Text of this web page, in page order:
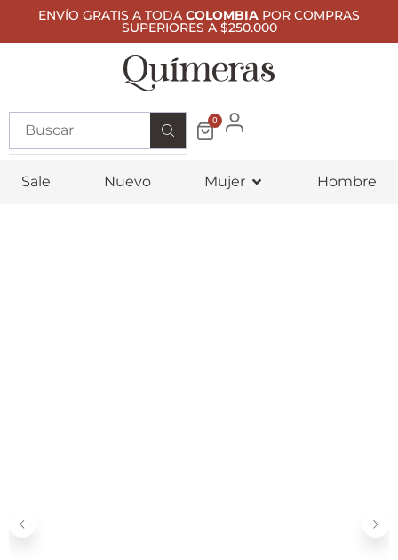
ENVÍO GRATIS A TODA COLOMBIA POR COMPRAS
SUPERIORES A $250.000
0
Sale Nuevo Mujer Hombre